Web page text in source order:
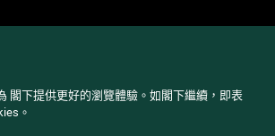
閣下提供更好的瀏覽體驗。如閣下繼續，即表
。